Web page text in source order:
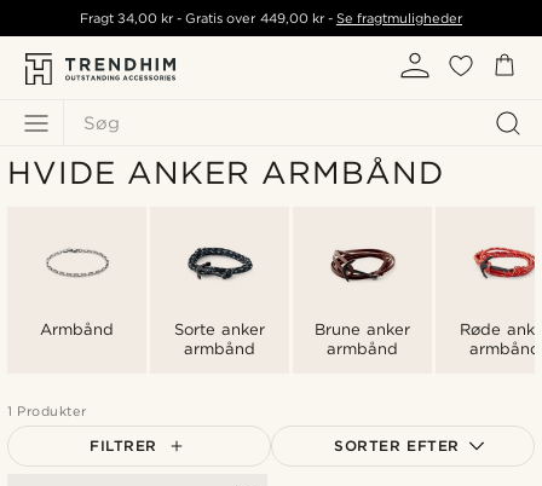
Søg
Fragt34,00 kr - Gratis over 449,00 kr- Se fragtmuligheder
HVIDE ANKER ARMBÅND
Armbånd
Sorte anker
armbånd
Brune anker
armbånd
Røde
armbånd
1 Produkter
FILTRER SORTER EFTER